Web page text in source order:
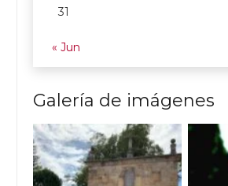
31
« Jun
Galería de imágenes